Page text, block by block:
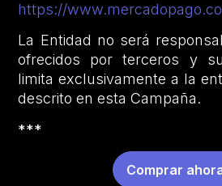
https://
La Entidad no será
ofrecidos por terceros y
limita exclusivamente a la
descrito en esta Campaña.
***
Comprar